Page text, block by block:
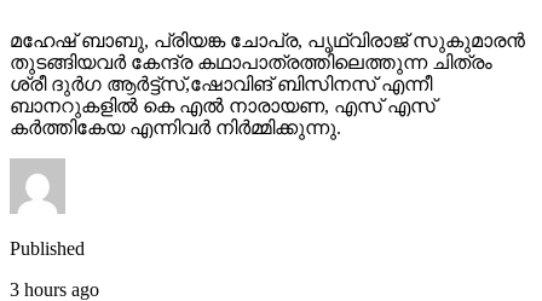
മഹേഷ് ബാബു, പ്രിയങ്ക ചോപ്ര, പൃഥ്വിരാജ് സുകുമാരൻ
തുടങ്ങിയവർ കേന്ദ്ര കഥാപാത്രത്തിലെത്തുന്ന ചിത്രം
ശ്രീ ദുർഗ ആർട്ട്സ്,ഷോവിങ് ബിസിനസ് എന്നീ
ബാനറുകളിൽ കെ എൽ നാരായണ, എസ് എസ്
കർത്തികേയ എന്നിവർ നിർമ്മിക്കുന്നു.
Published
3 hours ago